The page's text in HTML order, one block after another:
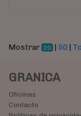
Mostrar 20 | 50 |
GRANICA
Oficinas
Contacto